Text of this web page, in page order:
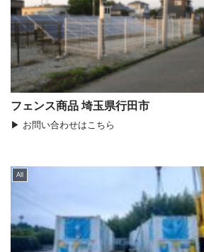
フェンス商品 埼玉県行田市
▶ お問い合わせはこちら
All